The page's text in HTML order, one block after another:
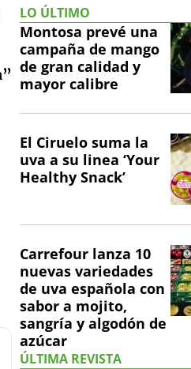
LO ÚLTIMO
Montosa prevé una
campaña de mango
de gran calidad y
mayor calibre
El Ciruelo suma la
uva a su linea ‘Your
Healthy Snack’
Carrefour lanza 10
nuevas variedades
de uva española con
sabor a mojito,
sangría y algodón de
azúcar
ÚLTIMA REVISTA